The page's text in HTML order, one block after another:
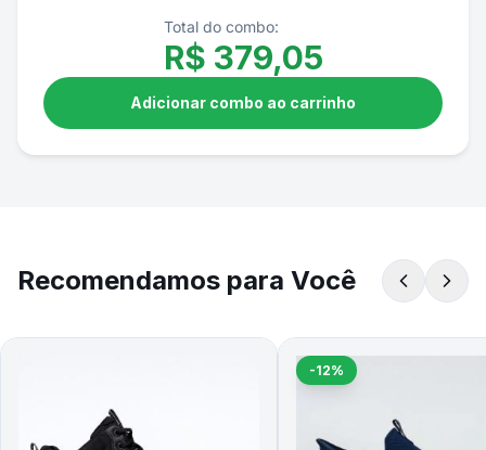
Total do combo:
R$ 379,05
Adicionar combo ao carrinho
Recomendamos para Você
-12%